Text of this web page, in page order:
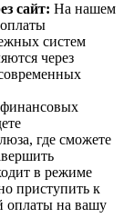
сайт: На нашем
систем
через
финансовых
где сможете
в режиме
приступить к
оплаты на вашу